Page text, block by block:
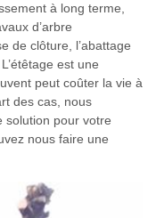
à long terme,
d’arbre
de clôture, l’abattage
est une
peut coûter la vie à
des cas, nous
solution pour votre
nous faire une